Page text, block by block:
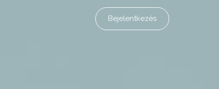
Bejelentkezés